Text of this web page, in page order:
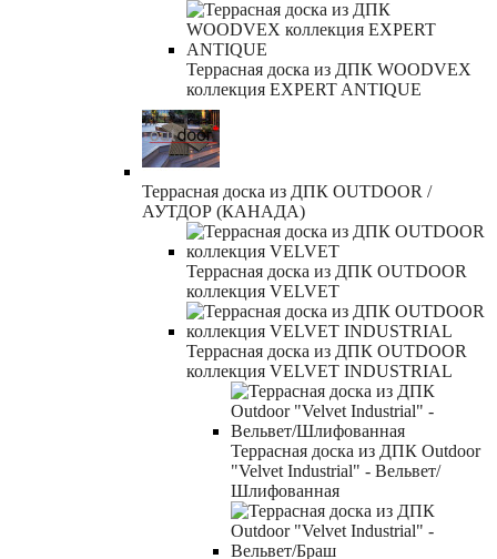
Террасная доска из ДПК WOODVEX
коллекция EXPERT ANTIQUE
Террасная доска из ДПК OUTDOOR /
АУТДОР (КАНАДА)
Террасная доска из ДПК OUTDOOR
коллекция VELVET
Террасная доска из ДПК OUTDOOR
коллекция VELVET INDUSTRIAL
Террасная доска из ДПК Outdoor
"Velvet Industrial" - Вельвет/
Шлифованная